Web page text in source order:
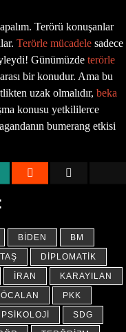
Terörü konuşanlar
Terörle mücadele sadece
Günümüzde terörle
bir konudur. Ama bu
uzak olmalıdır, beka
konusu yetkililerce
bumerang etkisi
BIDEN
BM
DIPLOMATIK
İRAN
KARAYILAN
ÖCALAN
PKK
PSIKOLOJI
SDG